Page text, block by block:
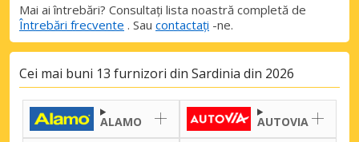
Mai ai întrebări? Consultați lista noastră completă de
Întrebări frecvente . Sau contactați -ne.
Cei mai buni 13 furnizori din Sardinia din 2026
ALAMO AUTOVIA